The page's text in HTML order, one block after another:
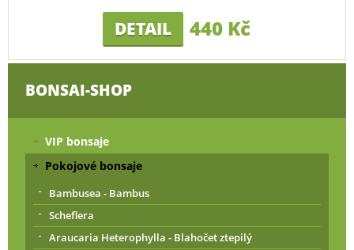
DETAIL 440 Kč
BONSAI-SHOP
VIP bonsaje
Pokojové bonsaje
Bambusea - Bambus
Scheflera
Araucaria Heterophylla - Blahočet ztepilý